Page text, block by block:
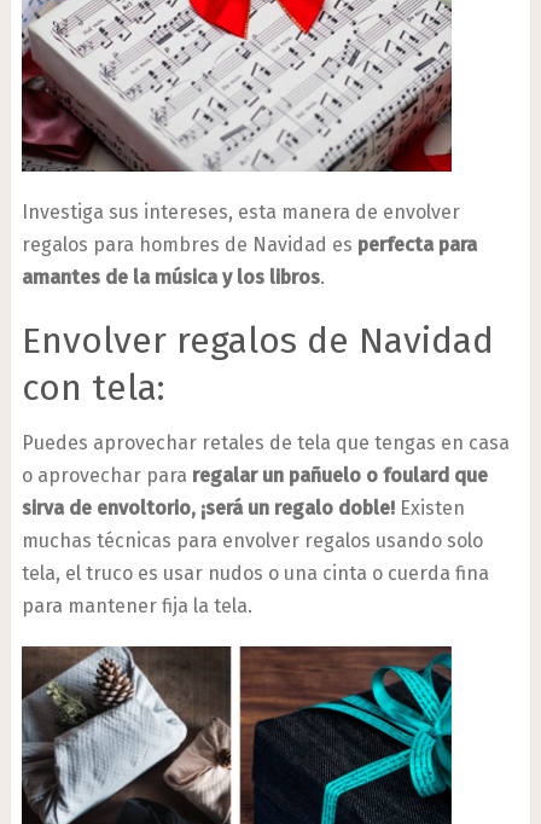
Investiga sus intereses, esta manera de envolver
regalos para hombres de Navidad es perfecta para
amantes de la música y los libros.
Envolver regalos de Navidad
con tela:
Puedes aprovechar retales de tela que tengas en casa
o aprovechar para regalar un pañuelo o foulard que
sirva de envoltorio, ¡será un regalo doble!Existen
muchas técnicas para envolver regalos usando solo
tela, el truco es usar nudos o una cinta o cuerda fina
para mantener fija la tela.